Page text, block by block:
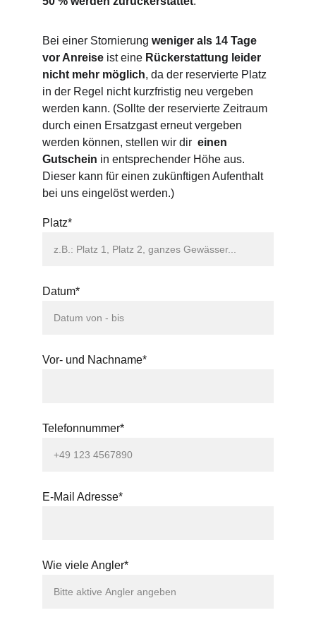
Platz*
Datum*
Vor- und Nachname*
Telefonnummer*
E-Mail Adresse*
Wie viele Angler*
Bei einer Stornierung weniger als 14 Tage
vor Anreise ist eine Rückerstattung leider
nicht mehr möglich, da der reservierte Platz
in der Regel nicht kurzfristig neu vergeben
werden kann. (Sollte der reservierte Zeitraum
durch einen Ersatzgast erneut vergeben
werden können, stellen wir dir einen
Gutschein in entsprechender Höhe aus.
Dieser kann für einen zukünftigen Aufenthalt
bei uns eingelöst werden.)